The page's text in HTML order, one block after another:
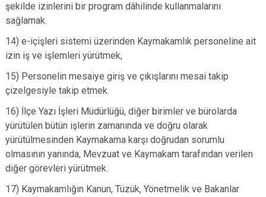
şekilde izinlerini bir program dâhilinde kullanmalarını
sağlamak.
14) e-içişleri sistemi üzerinden Kaymakamlık personeline ait
izin iş ve işlemleri yürütmek,
15) Personelin mesaiye giriş ve çıkışlarını mesai takip
çizelgesiyle takip etmek.
16) İlçe Yazı İşleri Müdürlüğü, diğer birimler ve bürolarda
yürütülen bütün işlerin zamanında ve doğru olarak
yürütülmesinden Kaymakama karşı doğrudan sorumlu
olmasının yanında, Mevzuat ve Kaymakam tarafından verilen
diğer görevleri yürütmek.
17) Kaymakamlığın Kanun, Tüzük, Yönetmelik ve Bakanlar